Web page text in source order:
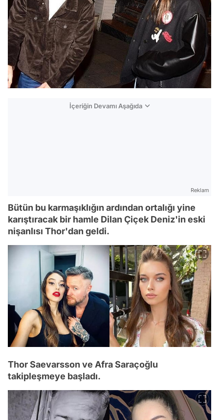
İçeriğin Devamı Aşağıda
Reklam
Bütün bu karmaşıklığın ardından ortalığı yine
karıştıracak bir hamle Dilan Çiçek Deniz'in eski
nişanlısı Thor'dan geldi.
Thor Saevarsson ve Afra Saraçoğlu
takipleşmeye başladı.